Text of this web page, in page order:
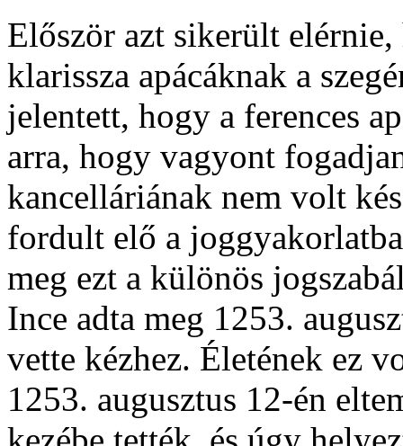
Először azt sikerült
klarissza apácáknak a
jelentett, hogy a ferences
arra, hogy vagyont
kancelláriának nem volt
fordult elő a
meg ezt a különös
Ince adta meg 1253.
vette kézhez. Életének ez
1253. augusztus 12-én